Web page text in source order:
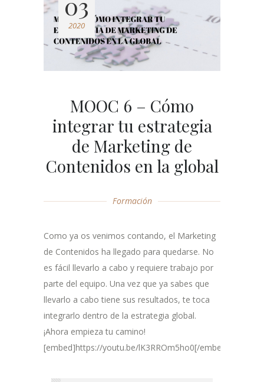
2020
MOOC 6 – Cómo
integrar tu estrategia
de Marketing de
Contenidos en la global
Formación
Como ya os venimos contando, el Marketing
de Contenidos ha llegado para quedarse. No
es fácil llevarlo a cabo y requiere trabajo por
parte del equipo. Una vez que ya sabes que
llevarlo a cabo tiene sus resultados, te toca
integrarlo dentro de la estrategia global.
¡Ahora empieza tu camino!
[embed]https://youtu.be/lK3RROm5ho0[/embed]...